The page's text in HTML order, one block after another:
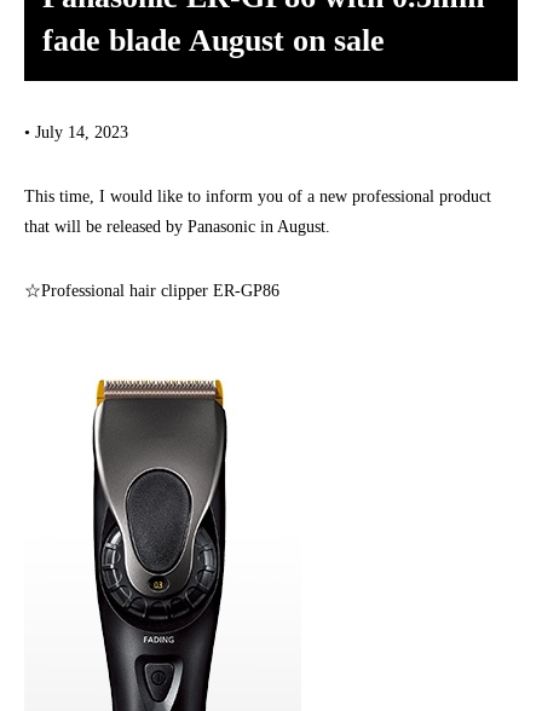
fade blade August on sale
• July 14, 2023
This time, I would like to inform you of a new professional product
that will be released by Panasonic in August.
☆Professional hair clipper ER-GP86